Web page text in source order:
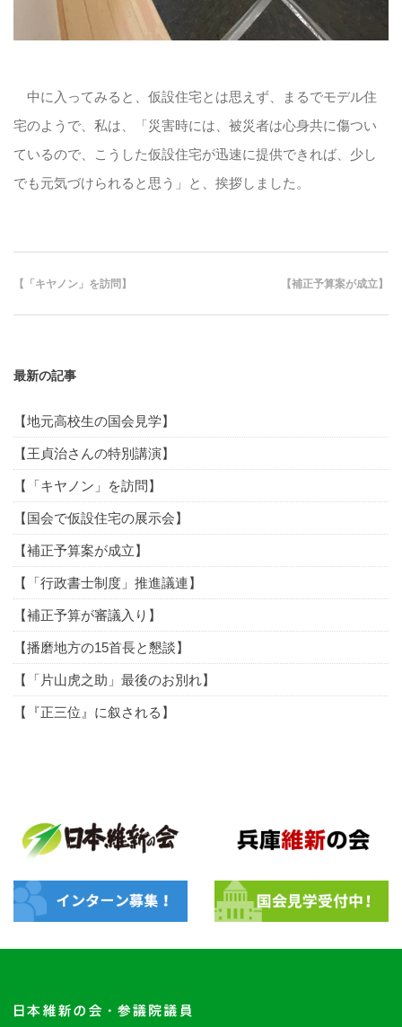
中に入ってみると、仮設住宅とは思えず、まるでモデル住
宅のようで、私は、「災害時には、被災者は心身共に傷つい
ているので、こうした仮設住宅が迅速に提供できれば、少し
でも元気づけられると思う」と、挨拶しました。
【「キヤノン」を訪問】 【補正予算案が成立】
最新の記事
【地元高校生の国会見学】
【王貞治さんの特別講演】
【「キヤノン」を訪問】
【国会で仮設住宅の展示会】
【補正予算案が成立】
【「行政書士制度」推進議連】
【補正予算が審議入り】
【播磨地方の15首長と懇談】
【「片山虎之助」最後のお別れ】
【『正三位』に叙される】